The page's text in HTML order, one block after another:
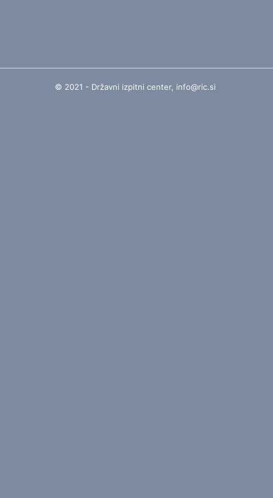
© 2021 - Državni izpitni center, info@ric.si